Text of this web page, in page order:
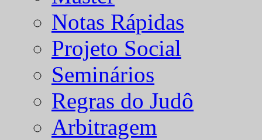
Notas Rápidas
Projeto Social
Seminários
Regras do Judô
Arbitragem